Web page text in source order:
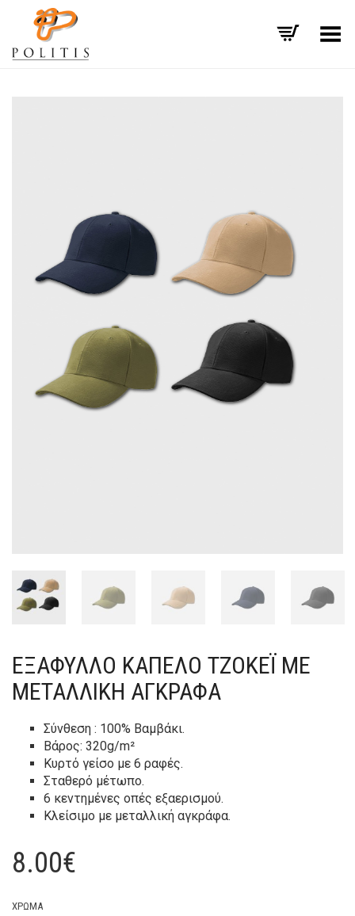
Εναλλαγή μενού
ΕΞΆΦΥΛΛΟ ΚΑΠΈΛΟ ΤΖΌΚΕΪ ΜΕ
ΜΕΤΑΛΛΙΚΉ ΑΓΚΡΆΦΑ
Σύνθεση : 100% Βαμβάκι.
Βάρος: 320g/m²
Κυρτό γείσο με 6 ραφές.
Σταθερό μέτωπο.
6 κεντημένες οπές εξαερισμού.
Κλείσιμο με μεταλλική αγκράφα.
8.00€
ΧΡΏΜΑ